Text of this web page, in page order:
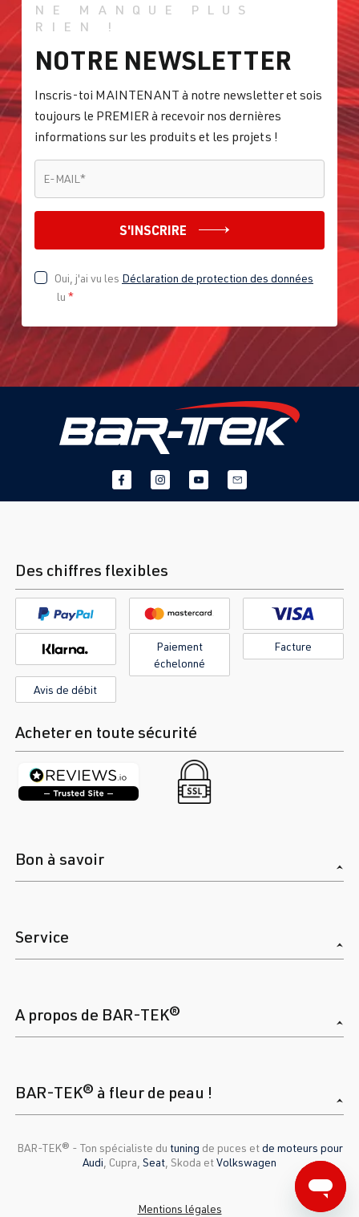
NE MANQUE PLUS
RIEN !
NOTRE NEWSLETTER
Inscris-toi MAINTENANT à notre newsletter et sois
toujours le PREMIER à recevoir nos dernières
informations sur les produits et les projets !
E-MAIL *
S'INSCRIRE
Oui, j'ai vu les Déclaration de protection des données
lu *
Des chiffres flexibles
Paiement
échelonné
Facture
Avis de débit
Acheter en toute sécurité
Bon à savoir
Service
A propos de BAR-TEK®
BAR-TEK® à fleur de peau !
BAR-TEK®️ - Ton spécialiste du tuning de puces etde moteurs pour
Audi , Cupra, Seat , Skoda etVolkswagen
Mentions légales